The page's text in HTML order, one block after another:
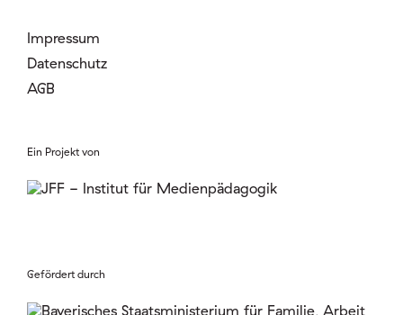
Impressum
Datenschutz
AGB
Ein Projekt von
Gefördert durch